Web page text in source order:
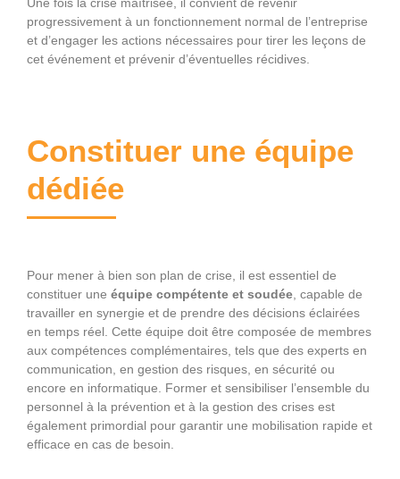
progressivement à un fonctionnement normal de l’entreprise
et d’engager les actions nécessaires pour tirer les leçons de
cet événement et prévenir d’éventuelles récidives.
Constituer une équipe
dédiée
Pour mener à bien son plan de crise, il est essentiel de
constituer une équipe compétente et soudée , capable de
travailler en synergie et de prendre des décisions éclairées
en temps réel. Cette équipe doit être composée de membres
aux compétences complémentaires, tels que des experts en
communication, en gestion des risques, en sécurité ou
encore en informatique. Former et sensibiliser l’ensemble du
personnel à la prévention et à la gestion des crises est
également primordial pour garantir une mobilisation rapide et
efficace en cas de besoin.